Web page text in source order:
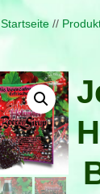
Startseite //